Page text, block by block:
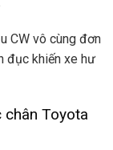
CW vô cùng đơn
đục khiến xe hư
Toyota